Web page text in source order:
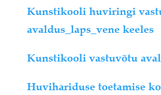
Kunstikooli huviringi
avaldus_laps_vene keeles
Kunstikooli vastuvõtu
Huvihariduse toetamise